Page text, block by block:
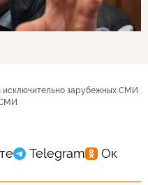
зарубежных СМИ